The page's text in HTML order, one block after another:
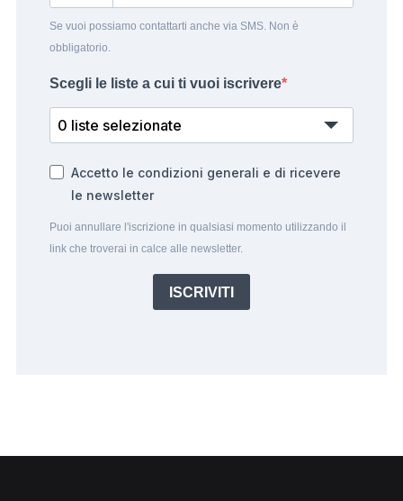
Se vuoi possiamo contattarti anche via SMS. Non è
obbligatorio.
Scegli le liste a cui ti vuoi iscrivere
0 liste selezionate
Accetto le condizioni generali e di ricevere
le newsletter
Puoi annullare l'iscrizione in qualsiasi momento utilizzando il
link che troverai in calce alle newsletter.
ISCRIVITI